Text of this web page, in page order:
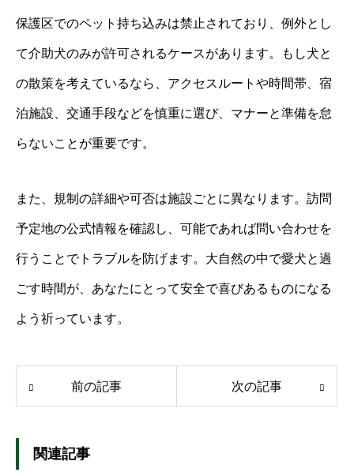
保護区でのペット持ち込みは禁止されており、例外とし
て介助犬のみが許可されるケースがあります。もし犬と
の散策を考えているなら、アクセスルートや時間帯、宿
泊施設、交通手段などを慎重に選び、マナーと準備を怠
らないことが重要です。
また、規制の詳細や可否は施設ごとに異なります。訪問
予定地の公式情報を確認し、可能であれば問い合わせを
行うことでトラブルを防げます。大自然の中で愛犬と過
ごす時間が、あなたにとって安全で喜びあるものになる
よう祈っています。
前の記事 次の記事
関連記事